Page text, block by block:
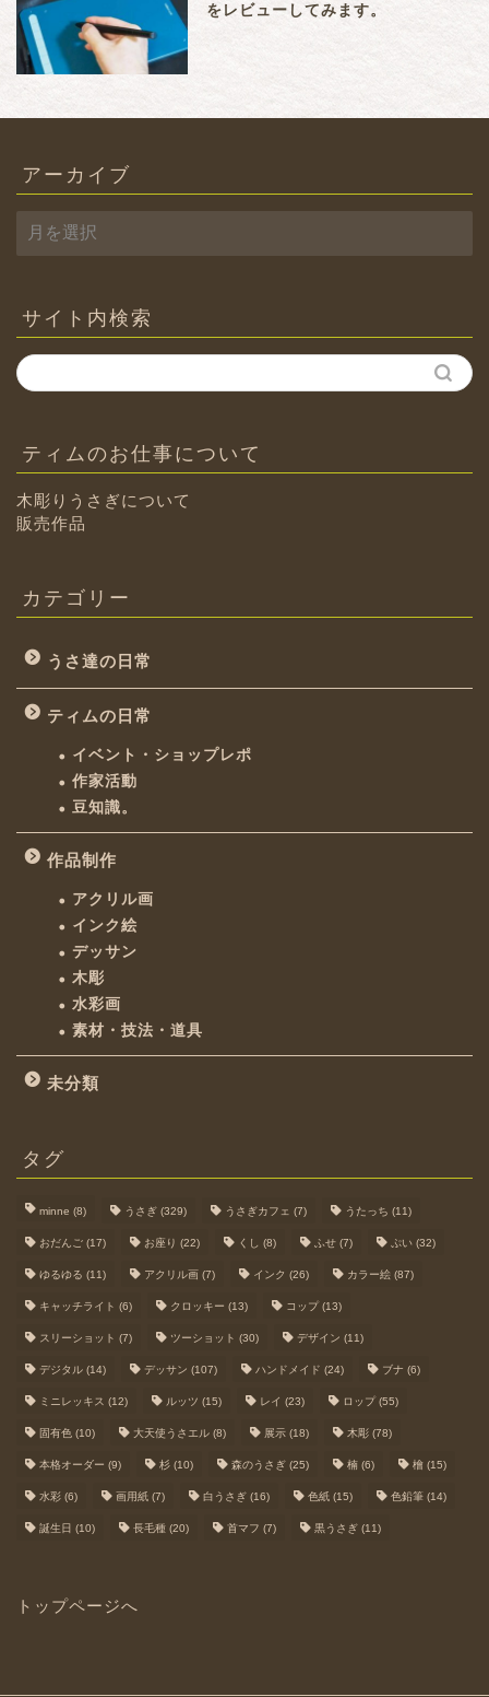
をレビューしてみます。
アーカイブ
ー
ブ
サイト内検索
ティムのお仕事について
木彫りうさぎについて
販売作品
カテゴリー
うさ達の日常
ティムの日常
イベント・ショップレポ
作家活動
豆知識。
作品制作
アクリル画
インク絵
デッサン
木彫
水彩画
素材・技法・道具
未分類
タグ
minne (8) うさぎ (329) うさぎカフェ (7) うたっち (11)
おだんご (17) お座り (22) くし (8) ふせ (7) ぷい (32)
ゆるゆる (11) アクリル画 (7) インク (26) カラー絵 (87)
キャッチライト (6) クロッキー (13) コップ(13)
スリーショット (7) ツーショット (30) デザイン (11)
デジタル (14) デッサン (107) ハンドメイド (24) ブナ (6)
ミニレッキス (12) ルッツ (15) レイ (23) ロップ(55)
固有色 (10) 大天使うさエル (8) 展示 (18) 木彫 (78)
本格オーダー (9) 杉 (10) 森のうさぎ (25) 楠 (6) 檜 (15)
水彩 (6) 画用紙 (7) 白うさぎ (16) 色紙 (15) 色鉛筆 (14)
誕生日 (10) 長毛種 (20) 首マフ (7) 黒うさぎ (11)
トップページへ